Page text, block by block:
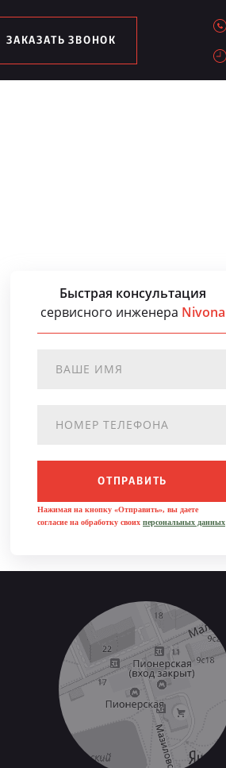
ЗАКАЗАТЬ ЗВОНОК
Быстрая консультация
сервисного инженера Nivona
ОТПРАВИТЬ
Нажимая на кнопку «Отправить», вы даете
согласие на обработку своих персональных данных